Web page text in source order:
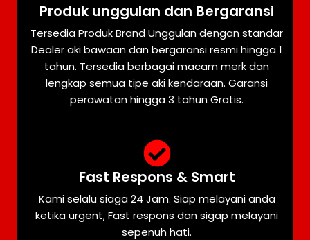
Produk unggulan dan Bergaransi
Tersedia Produk Brand Unggulan dengan standar
Dealer aki bawaan dan bergaransi resmi hingga 1
tahun. Tersedia berbagai macam merk dan
lengkap semua tipe aki kendaraan. Garansi
perawatan hingga 3 tahun Gratis.
Fast Respons & Smart
Kami selalu siaga 24 Jam. Siap melayani anda
ketika urgent, Fast respons dan sigap melayani
sepenuh hati.